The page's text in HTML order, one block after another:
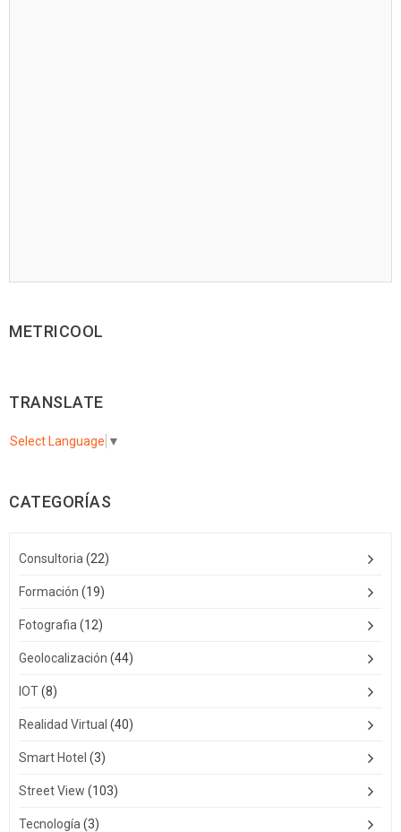
METRICOOL
TRANSLATE
Select Language ▼
CATEGORÍAS
Consultoria (22)
Formación (19)
Fotografia (12)
Geolocalización (44)
IOT(8)
Realidad Virtual (40)
Smart Hotel (3)
Street View (103)
Tecnología (3)